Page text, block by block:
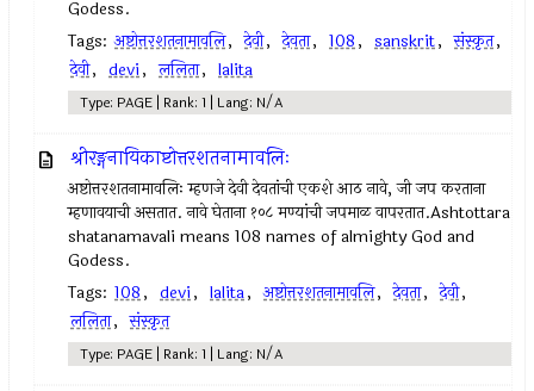
Godess.
Tags: अष्टोत्तरशतनामावलि, देवी, देवता, 108, sanskrit, संस्कृत,
देवी, devi, ललिता, lalita
Type: PAGE | Rank: 1 | Lang: N/A
श्रीरङ्गनायिकाष्टोत्तरशतनामावलिः
अष्टोत्तरशतनामावलिः म्हणजे देवी देवतांची एकशे आठ नावे, जी जप करताना
म्हणावयाची असतात. नावे घेताना १०८ मण्यांची जपमाळ वापरतात.Ashtottara
shatanamavali means 108 names of almighty God and
Godess.
Tags: 108, devi, lalita, अष्टोत्तरशतनामावलि, देवता, देवी,
ललिता, संस्कृत
Type: PAGE | Rank: 1 | Lang: N/A